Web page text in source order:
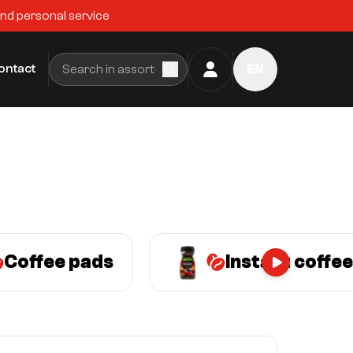
personal service
Coffee pads Instant coffee